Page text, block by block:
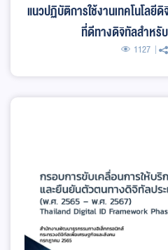
แนวปฏิบัติการใช้งานเทคโนโลยี
ที่ดีทางดิจิทัลสำหรับ
1127